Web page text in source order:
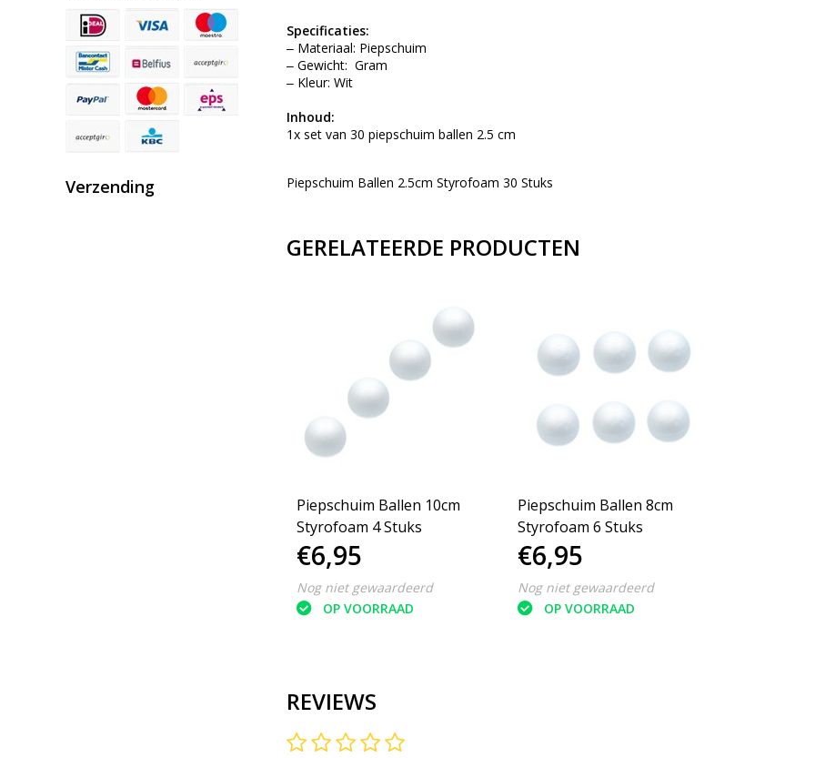
Verzending
Specificaties:
‒ Materiaal: Piepschuim
‒ Gewicht: Gram
‒ Kleur: Wit
Inhoud:
1x set van 30 piepschuim ballen 2.5 cm
Piepschuim Ballen 2.5cm Styrofoam 30 Stuks
GERELATEERDE PRODUCTEN
Piepschuim Ballen 10cm
Styrofoam 4 Stuks
€6,95
Nog niet gewaardeerd
OP VOORRAAD
Piepschuim Ballen 8cm
Styrofoam 6 Stuks
€6,95
Nog niet gewaardeerd
OP VOORRAAD
REVIEWS